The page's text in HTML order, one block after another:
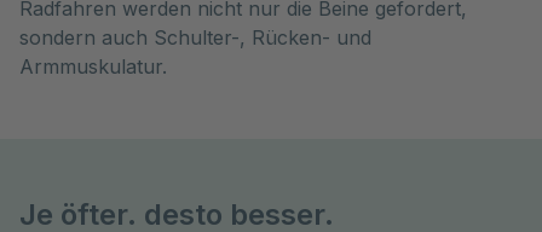
Radfahren werden nicht nur die Beine gefordert,
sondern auch Schulter-, Rücken- und
Armmuskulatur.
Je öfter. desto besser.